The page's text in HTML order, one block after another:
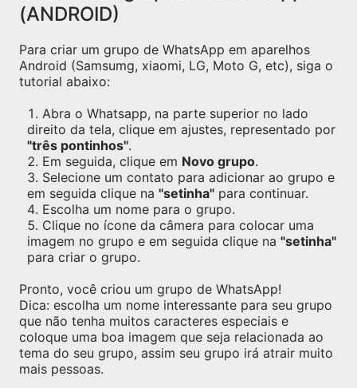
(ANDROID)
Para criar um grupo de WhatsApp em aparelhos
Android (Samsumg, xiaomi, LG, Moto G, etc), siga o
tutorial abaixo:
Abra o Whatsapp, na parte superior no lado
direito da tela, clique em ajustes, representado por
"três pontinhos".
Em seguida, clique em Novo grupo.
Selecione um contato para adicionar ao grupo e
em seguida clique na "setinha" para continuar.
Escolha um nome para o grupo.
Clique no ícone da câmera para colocar uma
imagem no grupo e em seguida clique na "setinha"
para criar o grupo.
Pronto, você criou um grupo de WhatsApp!
Dica: escolha um nome interessante para seu grupo
que não tenha muitos caracteres especiais e
coloque uma boa imagem que seja relacionada ao
tema do seu grupo, assim seu grupo irá atrair muito
mais pessoas.